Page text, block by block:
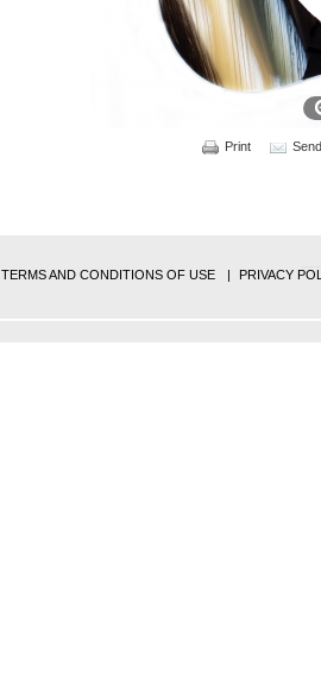
Print
TERMS AND CONDITIONS OF USE PRIVACY